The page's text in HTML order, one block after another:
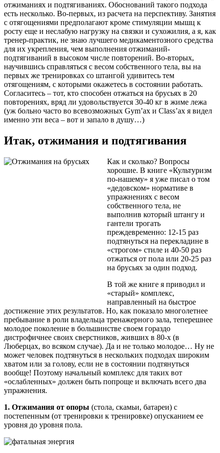
отжиманиях и подтягиваниях. Обоснований такого подхода
есть несколько. Во-первых, из расчета на перспективу. Занятия
с отягощениями предполагают кроме стимуляции мышц к
росту еще и неслабую нагрузку на связки и сухожилия, а я, как
тренер-практик, не знаю лучшего медикаментозного средства
для их укрепления, чем выполнения отжиманий-
подтягиваний в высоком числе повторений. Во-вторых,
научившись справляться с весом собственного тела, вы на
первых же тренировках со штангой удивитесь тем
отягощениям, с которыми окажетесь в состоянии работать.
Согласитесь – тот, кто способен отжаться на брусьях в 20
повторениях, вряд ли удовольствуется 30-40 кг в жиме лежа
(уж больно часто во всевозможных Gym’ах и Class’ах я видел
именно эти веса – вот и запало в душу…)
Итак, отжимания и подтягивания
Как и сколько? Вопросы
хорошие. В книге «Культуризм
по-нашему» я уже писал о том
«дедовском» нормативе в
упражнениях с весом
собственного тела, не
выполнив который штангу и
гантели трогать
преждевременно: 12-15 раз
подтянуться на перекладине в
«строгом» стиле и 40-50 раз
отжаться от пола или 20-25 раз
на брусьях за один подход.
В той же книге я приводил и
«старый» комплекс,
направленный на быстрое
достижение этих результатов. Но, как показало многолетнее
пребывание в роли владельца тренажерного зала, теперешнее
молодое поколение в большинстве своем гораздо
дистрофичнее своих сверстников, живших в 80-х (в
Люберцах, во всяком случае). Да и не только молодое… Ну не
может человек подтянуться в нескольких подходах широким
хватом или за голову, если не в состоянии подтянуться
вообще! Поэтому начальный комплекс для таких вот
«ослабленных» должен быть попроще и включать всего два
упражнения.
1. Отжимания от опоры (стола, скамьи, батареи) с
постепенным (от тренировки к тренировке) опусканием ее
уровня до уровня пола.